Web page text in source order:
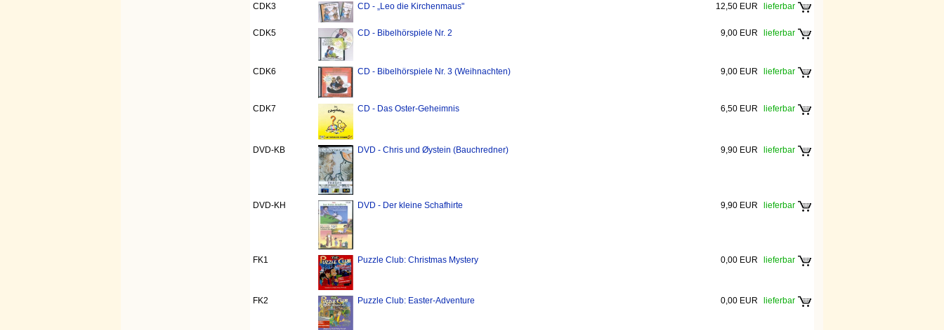
CDK3 CD - „Leo die Kirchenmaus" 12,50 EUR lieferbar
CDK5 CD - Bibelhörspiele Nr. 2 9,00 EUR lieferbar
CDK6 CD - Bibelhörspiele Nr. 3 (Weihnachten) 9,00 EUR lieferbar
CDK7 CD - Das Oster-Geheimnis 6,50 EUR lieferbar
DVD-KB DVD - Chris und Øystein (Bauchredner) 9,90 EUR lieferbar
DVD-KH DVD - Der kleine Schafhirte 9,90 EUR lieferbar
FK1 Puzzle Club: Christmas Mystery 0,00 EUR lieferbar
FK2 Puzzle Club: Easter-Adventure 0,00 EUR lieferbar